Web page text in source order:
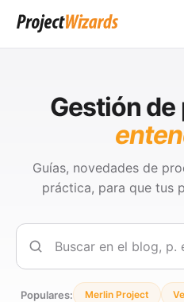
Gestión
Guías, novedades de
práctica, para que tus
Buscar
Populares: Merlin Project